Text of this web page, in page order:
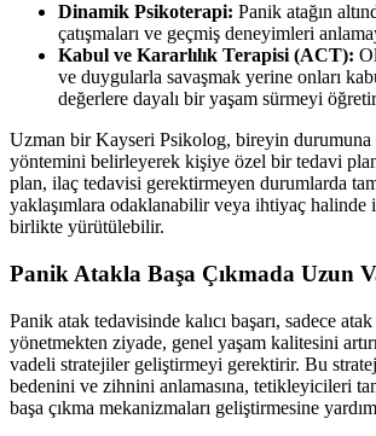
Dinamik Psikoterapi: Panik atağın
çatışmaları ve geçmiş deneyimleri
Kabul ve Kararlılık Terapisi (ACT):
ve duygularla savaşmak yerine onları
değerlere dayalı bir yaşam sürmeyi
Uzman bir Kayseri Psikolog, bireyin durumuna
yöntemini belirleyerek kişiye özel bir tedavi
plan, ilaç tedavisi gerektirmeyen durumlarda
yaklaşımlara odaklanabilir veya ihtiyaç halinde
birlikte yürütülebilir.
Panik Atakla Başa Çıkmada Uzun
Panik atak tedavisinde kalıcı başarı, sadece atak
yönetmekten ziyade, genel yaşam kalitesini
vadeli stratejiler geliştirmeyi gerektirir. Bu
bedenini ve zihnini anlamasına, tetikleyicileri
başa çıkma mekanizmaları geliştirmesine